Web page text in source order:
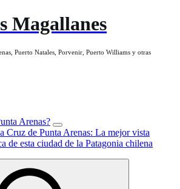
Magallanes
Puerto Natales, Porvenir, Puerto Williams y otras
Arenas?
Cruz de Punta Arenas: La mejor vista
de esta ciudad de la Patagonia chilena